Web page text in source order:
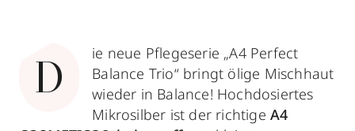
D
ie neue Pflegeserie „A4 Perfect
Balance Trio“ bringt ölige Mischhaut
wieder in Balance! Hochdosiertes
Mikrosilber ist der richtigeA4